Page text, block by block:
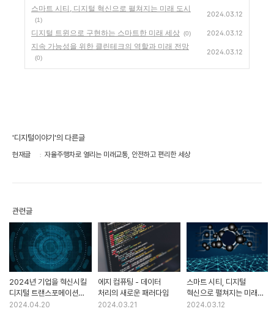
스마트 시티, 디지털 혁신으로 펼쳐지는 미래 도시
(1)
2024.03.12
디지털 트윈으로 구현하는 스마트한 미래 세상 (0) 2024.03.12
지속 가능성을 위한 클린테크의 역할과 미래 전망
(0)
2024.03.12
'디지털이야기'의 다른글
현재글 자율주행차로 열리는 미래교통, 안전하고 편리한 세상
관련글
2024년 기업을 혁신시킬
디지털 트랜스포메이션
트렌드
2024.04.20
에지 컴퓨팅 - 데이터
처리의 새로운 패러다임
2024.03.21
스마트 시티, 디지털
혁신으로 펼쳐지는 미래
도시
2024.03.12